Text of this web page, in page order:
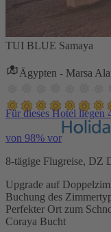
TUI BLUE Samaya
Ägypten - Marsa
Für dieses Hotel liegen
von 98% vor
8-tägige Flugreise, DZ
Upgrade auf
Buchung des
Perfekter Ort zum
Coraya Bucht